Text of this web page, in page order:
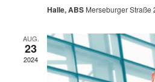
Halle, ABS Merseburger Straße
AUG.
23
2024